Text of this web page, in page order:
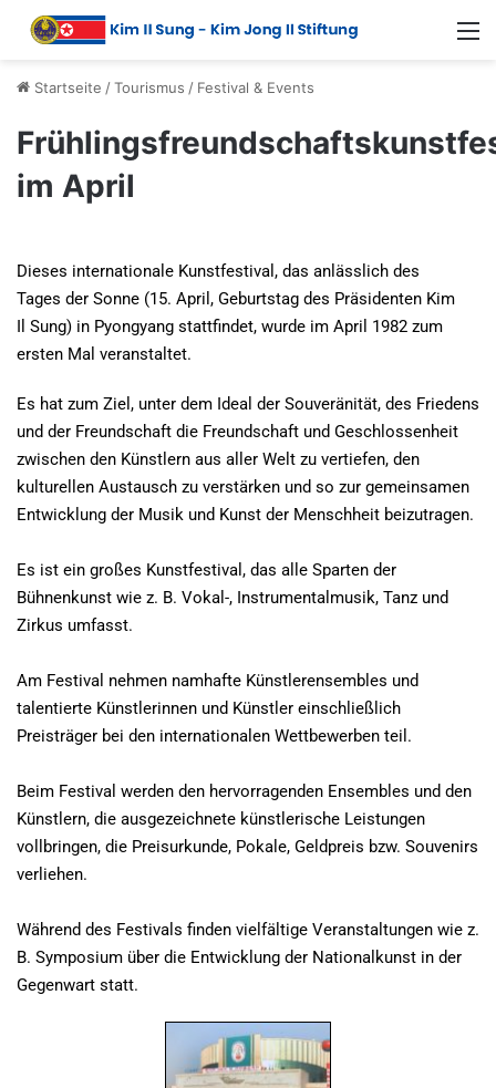
Startseite /Tourismus / Festival & Events
im April
Dieses internationale Kunstfestival, das anlässlich des
Tages der Sonne (15. April, Geburtstag des Präsidenten Kim
Il Sung) in Pyongyang stattfindet, wurde im April 1982 zum
ersten Mal veranstaltet.
Es hat zum Ziel, unter dem Ideal der Souveränität, des Friedens
und der Freundschaft die Freundschaft und Geschlossenheit
zwischen den Künstlern aus aller Welt zu vertiefen, den
kulturellen Austausch zu verstärken und so zur gemeinsamen
Entwicklung der Musik und Kunst der Menschheit beizutragen.
Es ist ein großes Kunstfestival, das alle Sparten der
Bühnenkunst wie z. B. Vokal-, Instrumentalmusik, Tanz und
Zirkus umfasst.
Am Festival nehmen namhafte Künstlerensembles und
talentierte Künstlerinnen und Künstler einschließlich
Preisträger bei den internationalen Wettbewerben teil.
Beim Festival werden den hervorragenden Ensembles und den
Künstlern, die ausgezeichnete künstlerische Leistungen
vollbringen, die Preisurkunde, Pokale, Geldpreis bzw. Souvenirs
verliehen.
Während des Festivals finden vielfältige Veranstaltungen wie z.
B. Symposium über die Entwicklung der Nationalkunst in der
Gegenwart statt.